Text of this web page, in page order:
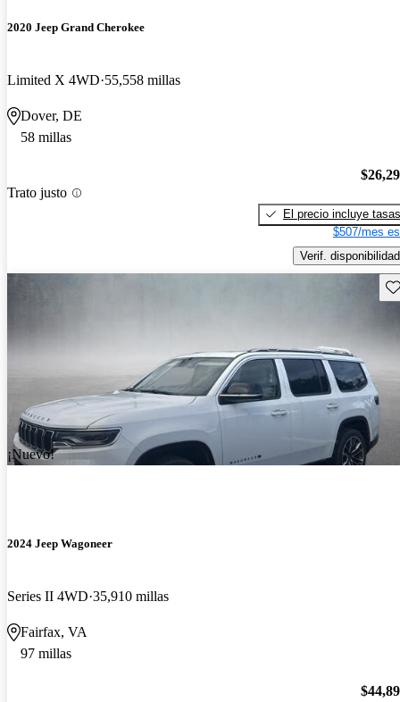
2020 Jeep Grand Cherokee
Limited X 4WD 55,558 millas
Dover, DE
58 millas
Trato justo
El precio incluye tasas
$507/mes
Verif. disponibilidad
¡Nuevo!
2024 Jeep Wagoneer
Series II 4WD 35,910 millas
Fairfax, VA
97 millas